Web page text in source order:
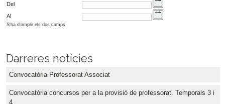
Del
Al
S'ha d'omplir els dos camps
Darreres notícies
Convocatòria Professorat Associat
Convocatòria concursos per a la provisió de professorat. Temporals 3 i
4